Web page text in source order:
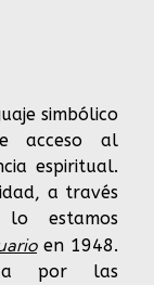
simbólico
acceso al
espiritual.
a través
estamos
en 1948.
por las